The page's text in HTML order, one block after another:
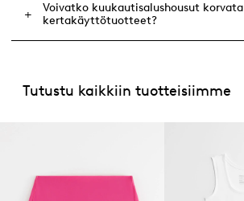
Voivatko kuukautisalushousut korvata
kertakäyttötuotteet?
Tutustu kaikkiin tuotteisiimme